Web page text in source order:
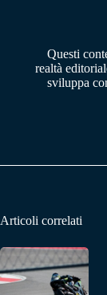
Questi
realtà
sviluppa
Articoli correlati